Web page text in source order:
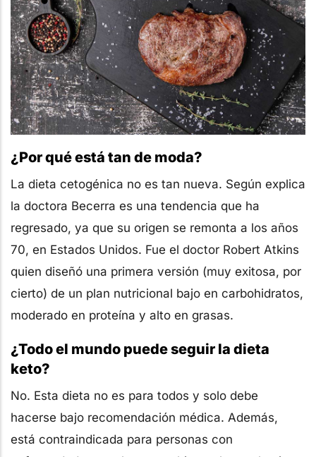
¿Por qué está tan de moda?
La dieta cetogénica no es tan nueva. Según explica
la doctora Becerra es una tendencia que ha
regresado, ya que su origen se remonta a los años
70, en Estados Unidos. Fue el doctor Robert Atkins
quien diseñó una primera versión (muy exitosa, por
cierto) de un plan nutricional bajo en carbohidratos,
moderado en proteína y alto en grasas.
¿Todo el mundo puede seguir la dieta
keto?
No. Esta dieta no es para todos y solo debe
hacerse bajo recomendación médica. Además,
está contraindicada para personas con